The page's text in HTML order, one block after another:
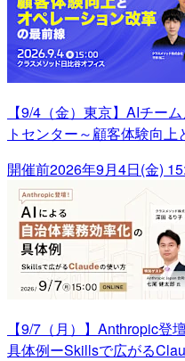
【9/4（金）東京】AIチー
トセンター～顧客体験向
開催前2026年9月4日(金)
【9/7（月）】Anthropic登
具体例ーSkillsで広がる